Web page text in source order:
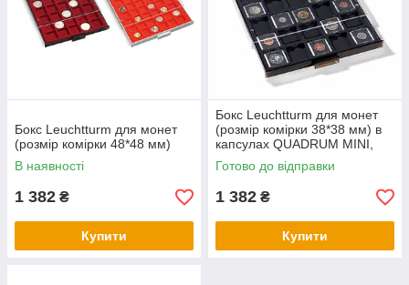
Бокс Leuchtturm для монет
(розмір комірки 48*48 мм)
В наявності
1 382 ₴
Купити
Бокс Leuchtturm для монет
(розмір комірки 38*38 мм) в
капсулах QUADRUM MINI,
чорний
Готово до відправки
1 382 ₴
Купити